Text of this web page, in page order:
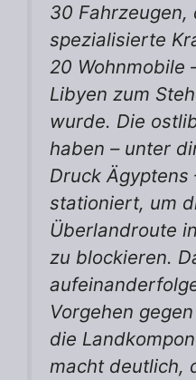
30 Fahrzeugen,
spezialisierte
20 Wohnmobile
Libyen zum
wurde. Die
haben – unter
Druck
stationiert, um
Überlandroute
zu blockieren.
Vorgehen
die
macht deutlich,